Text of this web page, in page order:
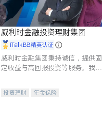
威利时金融投资理财集团
iTalkBB精英认证
威利时金融集团秉持诚信，提供固
定收益与高回报投资等服务。我们
元化组合，助力客户实现目标
投资理财
年金保险